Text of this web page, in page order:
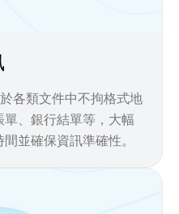
各類文件中不拘格式地
、銀行結單等，大幅
並確保資訊準確性。